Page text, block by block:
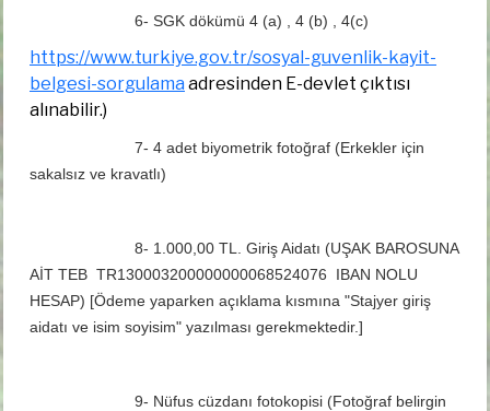
6- SGK dökümü 4 (a) , 4 (b) , 4(c)
https://www.turkiye.gov.tr/sosyal-guvenlik-kayit-
belgesi-sorgulama adresinden E-devlet çıktısı
alınabilir.)
7- 4 adet biyometrik fotoğraf (Erkekler için
sakalsız ve kravatlı)
8- 1.000,00 TL. Giriş Aidatı (UŞAK BAROSUNA
AİT TEB TR130003200000000068524076 IBAN NOLU
HESAP) [Ödeme yaparken açıklama kısmına "Stajyer giriş
aidatı ve isim soyisim" yazılması gerekmektedir.]
9- Nüfus cüzdanı fotokopisi (Fotoğraf belirgin